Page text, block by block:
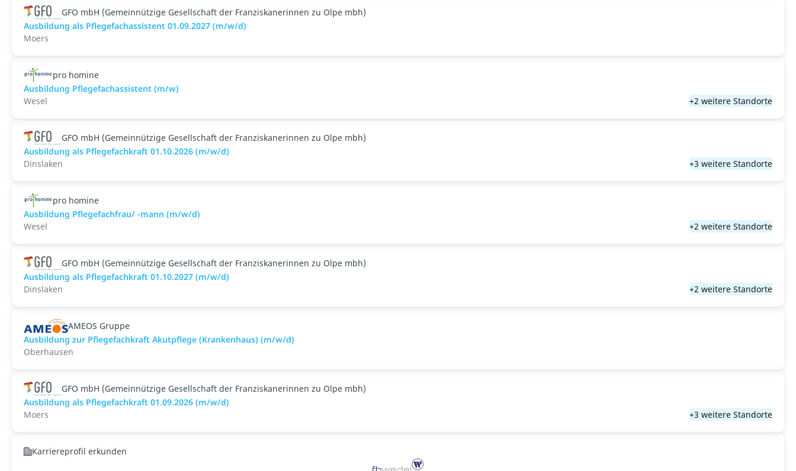
GFO mbH (Gemeinnützige Gesellschaft der Franziskanerinnen zu Olpe mbh)
Ausbildung als Pflegefachassistent 01.09.2027 (m/w/d)
Moers
pro homine
Ausbildung Pflegefachassistent (m/w)
Wesel
+2 weitere Standorte
GFO mbH (Gemeinnützige Gesellschaft der Franziskanerinnen zu Olpe mbh)
Ausbildung als Pflegefachkraft 01.10.2026 (m/w/d)
Dinslaken
+3 weitere Standorte
pro homine
Ausbildung Pflegefachfrau/ -mann (m/w/d)
Wesel
+2 weitere Standorte
GFO mbH (Gemeinnützige Gesellschaft der Franziskanerinnen zu Olpe mbh)
Ausbildung als Pflegefachkraft 01.10.2027 (m/w/d)
Dinslaken
+2 weitere Standorte
AMEOS Gruppe
Ausbildung zur Pflegefachkraft Akutpflege (Krankenhaus) (m/w/d)
Oberhausen
GFO mbH (Gemeinnützige Gesellschaft der Franziskanerinnen zu Olpe mbh)
Ausbildung als Pflegefachkraft 01.09.2026 (m/w/d)
Moers
+3 weitere Standorte
Karriereprofil erkunden